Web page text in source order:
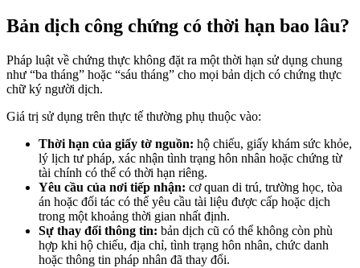
Bản dịch công chứng có thời hạn bao lâu?
Pháp luật về chứng thực không đặt ra một thời hạn sử dụng chung
như “ba tháng” hoặc “sáu tháng” cho mọi bản dịch có chứng thực
chữ ký người dịch.
Giá trị sử dụng trên thực tế thường phụ thuộc vào:
Thời hạn của giấy tờ nguồn: hộ chiếu, giấy khám sức khỏe,
lý lịch tư pháp, xác nhận tình trạng hôn nhân hoặc chứng từ
tài chính có thể có thời hạn riêng.
Yêu cầu của nơi tiếp nhận: cơ quan di trú, trường học, tòa
án hoặc đối tác có thể yêu cầu tài liệu được cấp hoặc dịch
trong một khoảng thời gian nhất định.
Sự thay đổi thông tin: bản dịch cũ có thể không còn phù
hợp khi hộ chiếu, địa chỉ, tình trạng hôn nhân, chức danh
hoặc thông tin pháp nhân đã thay đổi.